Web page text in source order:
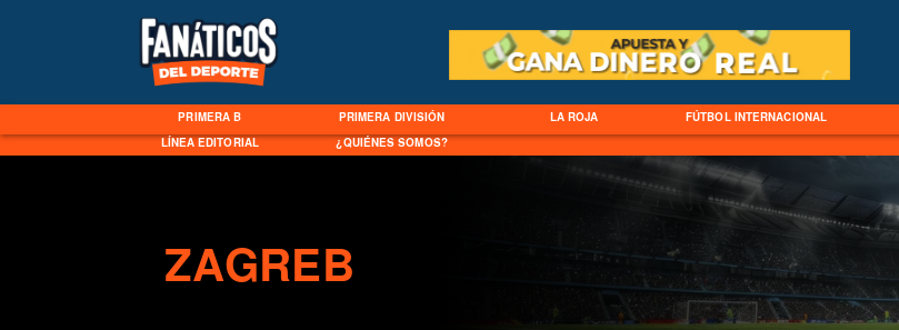
PRIMERA B PRIMERA DIVISIÓN LA ROJA FÚTBOL INTERNACIONAL
LÍNEA EDITORIAL
¿QUIÉNES SOMOS?
ZAGREB